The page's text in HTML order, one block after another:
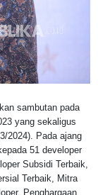
sambutan pada
yang sekaligus
2024). Pada ajang
51 developer
Subsidi Terbaik,
Terbaik, Mitra
Penghargaan